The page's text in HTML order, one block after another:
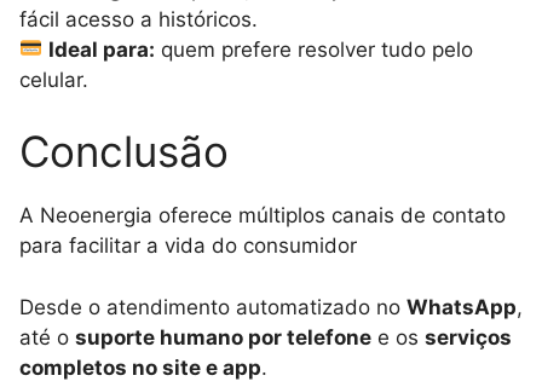
fácil acesso a históricos.
Ideal para: quem prefere resolver tudo pelo
celular.
Conclusão
A Neoenergia oferece múltiplos canais de contato
para facilitar a vida do consumidor
Desde o atendimento automatizado no WhatsApp,
até o suporte humano por telefone e os serviços
completos no site e app.